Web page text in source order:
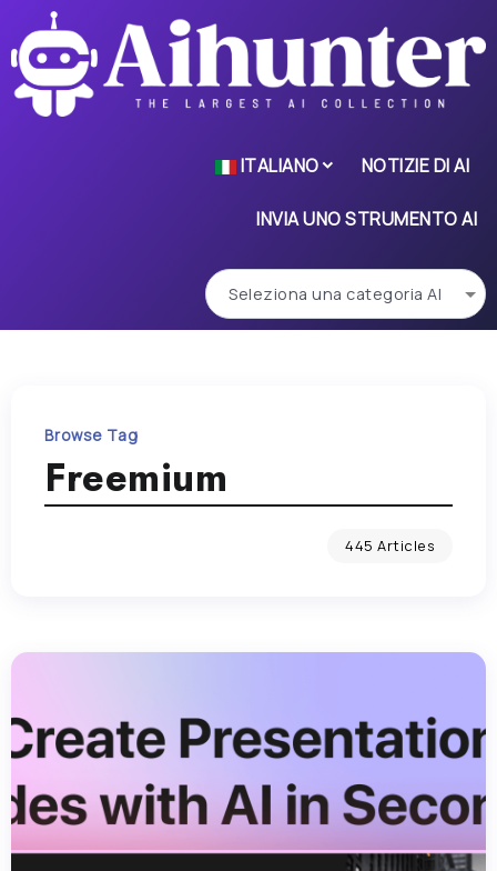
ITALIANO NOTIZIE DI AI
INVIA UNO STRUMENTO AI
Browse Tag
Freemium
445 Articles